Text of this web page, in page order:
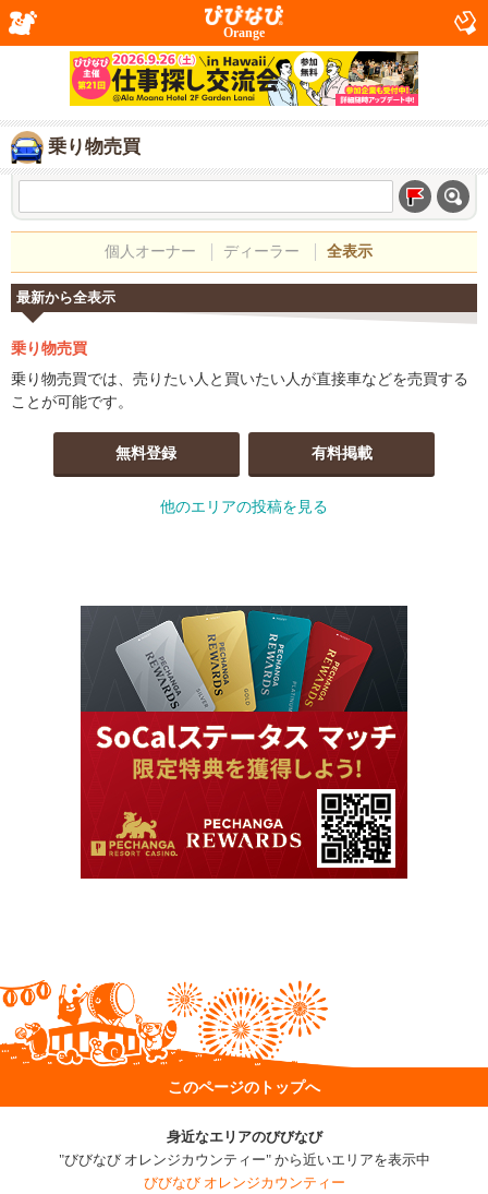
Orange
乗り物売買
個人オーナー ディーラー 全表示
最新から全表示
乗り物売買
乗り物売買では、売りたい人と買いたい人が直接車などを売買する
ことが可能です。
無料登録 有料掲載
他のエリアの投稿を見る
このページのトップへ
身近なエリアのびびなび
"びびなび オレンジカウンティー" から近いエリアを表示中
びびなび オレンジカウンティー